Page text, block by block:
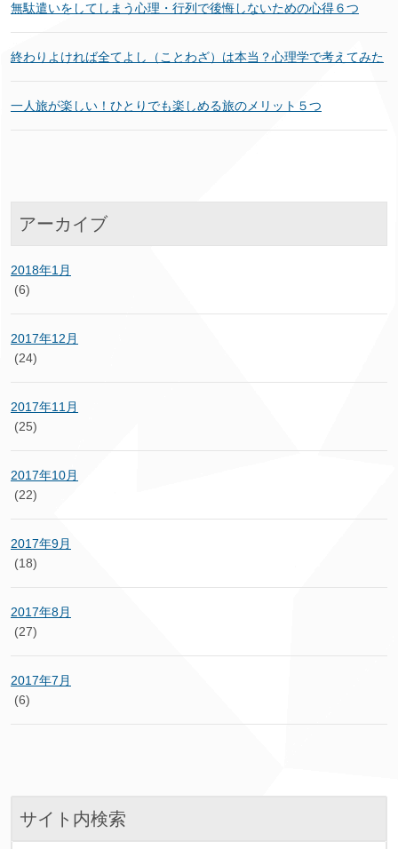
無駄遣いをしてしまう心理・行列で後悔しないための心得６つ
終わりよければ全てよし（ことわざ）は本当？心理学で考えてみた
一人旅が楽しい！ひとりでも楽しめる旅のメリット５つ
アーカイブ
2018年1月
(6)
2017年12月
(24)
2017年11月
(25)
2017年10月
(22)
2017年9月
(18)
2017年8月
(27)
2017年7月
(6)
サイト内検索